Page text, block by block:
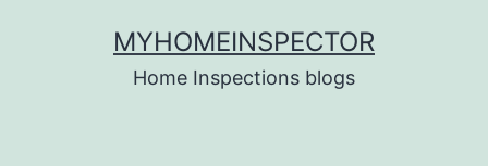
MYHOMEINSPECTOR
Home Inspections blogs